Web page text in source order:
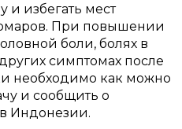
и избегать мест
При повышении
боли, болях в
симптомах после
необходимо как можно
и сообщить о
Индонезии.